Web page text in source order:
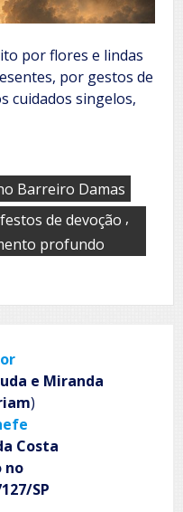
por flores e lindas
por gestos de
cuidados singelos,
Barreiro Damas
festos de devoção ,
profundo
e Miranda
)
Costa
no
SP